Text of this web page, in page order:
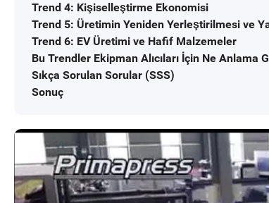
Trend 4: Kişiselleştirme Ekonomisi
Trend 5: Üretimin Yeniden Yerleştirilmesi ve
Trend 6: EV Üretimi ve Hafif Malzemeler
Bu Trendler Ekipman Alıcıları İçin Ne Anlama
Sıkça Sorulan Sorular (SSS)
Sonuç